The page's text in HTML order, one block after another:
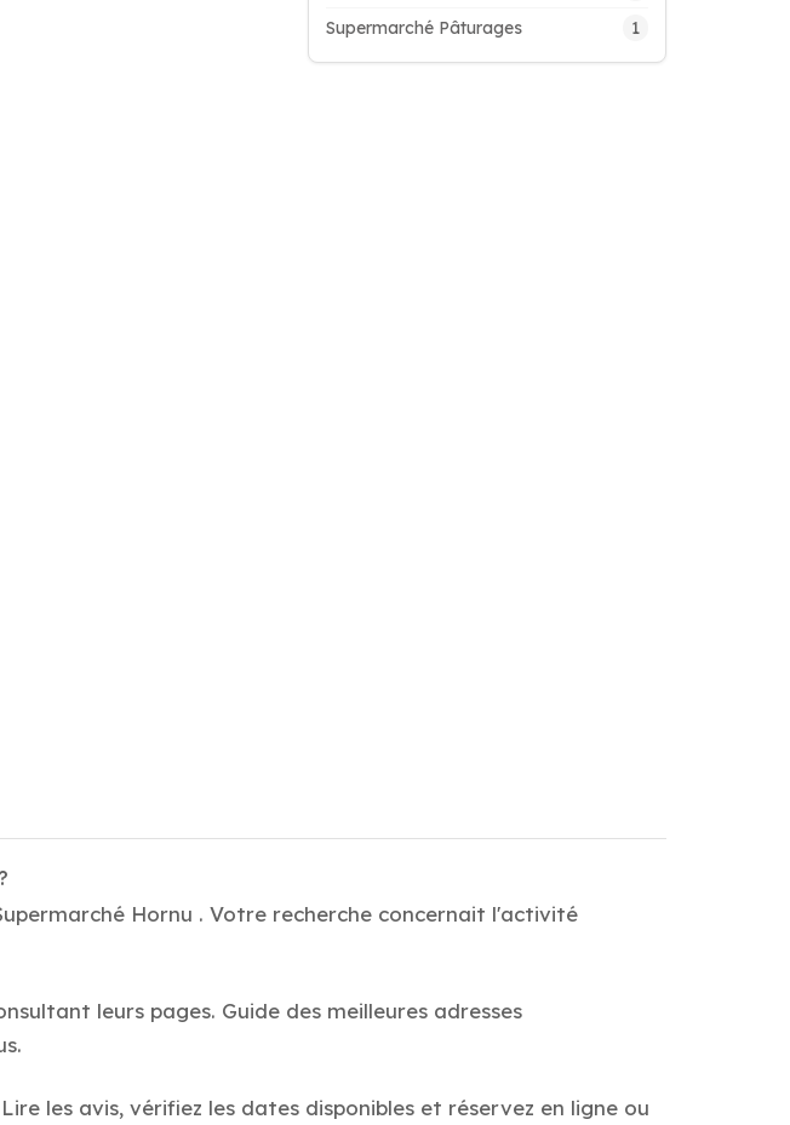
Supermarché Pâturages 1
Hornu . Votre recherche concernait l'activité
leurs pages. Guide des meilleures adresses
les avis, vérifiez les dates disponibles et réservez en ligne ou